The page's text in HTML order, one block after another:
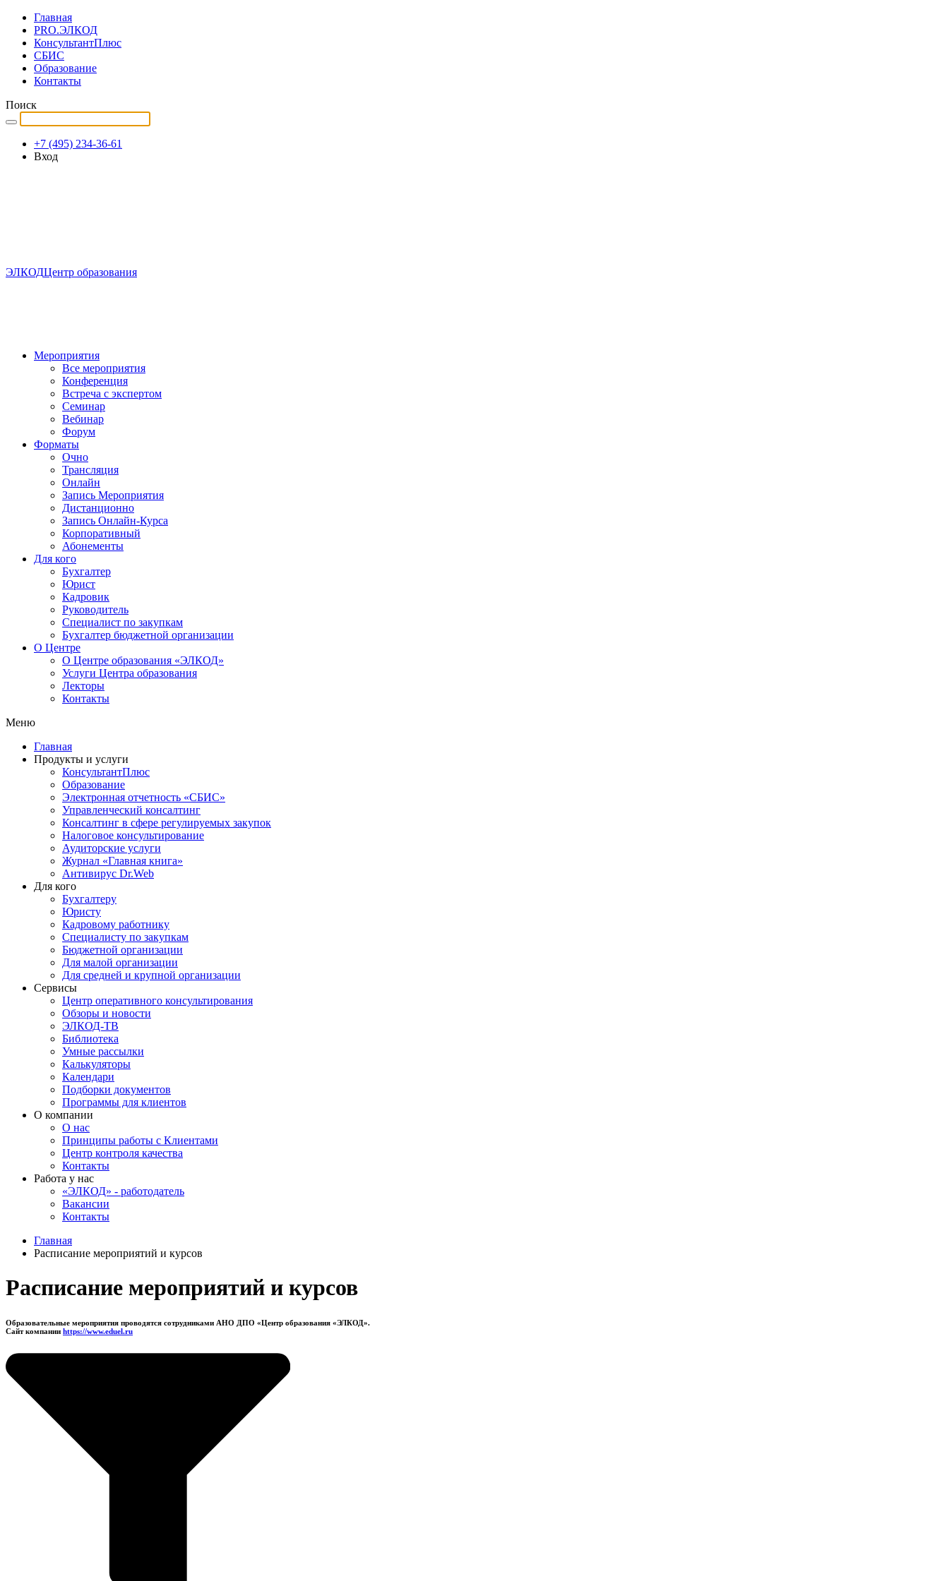
Главная
PRO.ЭЛКОД
КонсультантПлюс
СБИС
Образование
Контакты
Поиск
+7 (495) 234-36-61
Вход
ЭЛКОДЦентр образования
Мероприятия
Все мероприятия
Конференция
Встреча с экспертом
Семинар
Вебинар
Форум
Форматы
Очно
Трансляция
Онлайн
Запись Мероприятия
Дистанционно
Запись Онлайн-Курса
Корпоративный
Абонементы
Для кого
Бухгалтер
Юрист
Кадровик
Руководитель
Специалист по закупкам
Бухгалтер бюджетной организации
О Центре
О Центре образования «ЭЛКОД»
Услуги Центра образования
Лекторы
Контакты
Меню
Главная
Продукты и услуги
КонсультантПлюс
Образование
Электронная отчетность «СБИС»
Управленческий консалтинг
Консалтинг в сфере регулируемых закупок
Налоговое консультирование
Аудиторские услуги
Журнал «Главная книга»
Антивирус Dr.Web
Для кого
Бухгалтеру
Юристу
Кадровому работнику
Специалисту по закупкам
Бюджетной организации
Для малой организации
Для средней и крупной организации
Сервисы
Центр оперативного консультирования
Обзоры и новости
ЭЛКОД-ТВ
Библиотека
Умные рассылки
Калькуляторы
Календари
Подборки документов
Программы для клиентов
О компании
О нас
Принципы работы с Клиентами
Центр контроля качества
Контакты
Работа у нас
«ЭЛКОД» - работодатель
Вакансии
Контакты
Главная
Расписание мероприятий и курсов
Расписание мероприятий и курсов
Образовательные мероприятия проводятся сотрудниками АНО ДПО «Центр образования «ЭЛКОД».
Сайт компании https://www.eduel.ru